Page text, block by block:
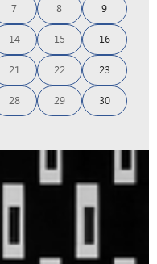
7 8 9
14 15 16
21 22 23
28 29 30